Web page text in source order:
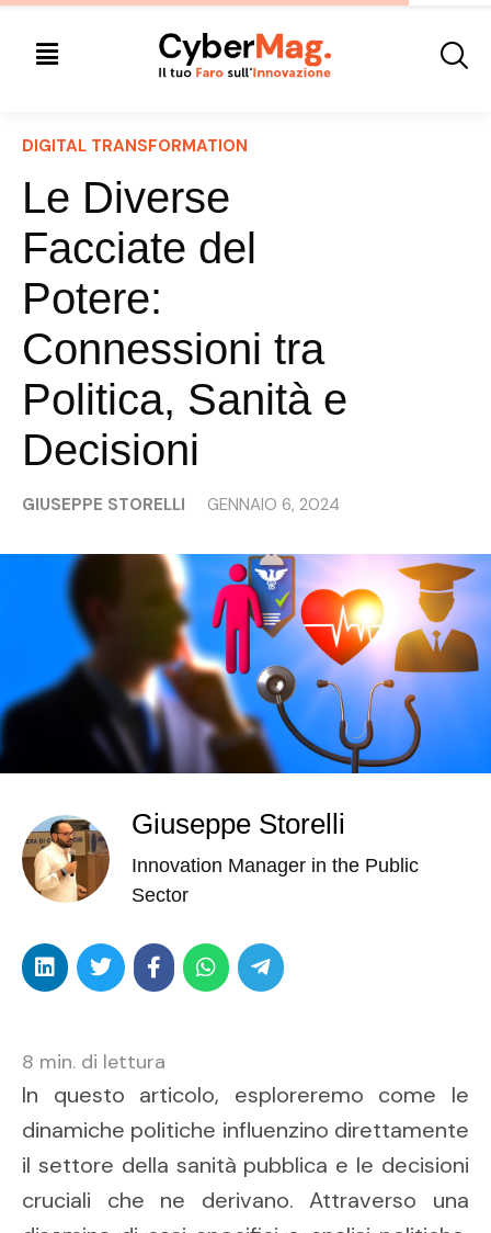
DIGITAL TRANSFORMATION
Le Diverse
Facciate del
Potere:
Connessioni tra
Politica, Sanità e
Decisioni
GIUSEPPE STORELLI GENNAIO 6, 2024
Giuseppe Storelli
Innovation Manager in the Public
Sector
8 min. di lettura
In questo articolo, esploreremo come le
dinamiche politiche influenzino direttamente
il settore della sanità pubblica e le decisioni
cruciali che ne derivano. Attraverso una